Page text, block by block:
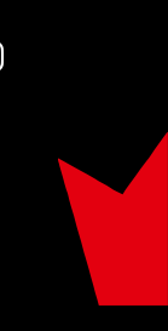
Instagram